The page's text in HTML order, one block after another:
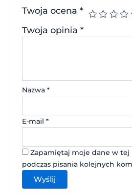
Twoja ocena*
Twoja opinia*
Nazwa*
E-mail*
Zapamiętaj moje dane w tej
podczas pisania kolejnych